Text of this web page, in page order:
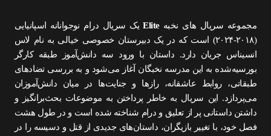
مجموعه سریال های نخبهEliteیک سریال درام نوجوانانه اسپانیایی
(۲۰۱۸-۲۰۲۴) است که در یک دبیرستان خصوصی خیالی به نام لاس
انسیناس جریان دارد. داستان با ورود سه دانش‌آموز طبقه کارگر
بورسیه‌شده به این مدرسه نخبگان آغاز می‌شود و به بررسی تضادهای
طبقاتی، روابط عاشقانه، رازها و جنایت‌ها در میان دانش‌آموزان
می‌پردازد. این سریال به خاطر پرداختن به موضوعات بحث‌برانگیز و
داشتن داستانی پر از تعلیق و درام شناخته شده است و در طول هشت
فصل خود، با تغییر بازیگران، داستان‌های جدیدی از قتل و دسیسه را در